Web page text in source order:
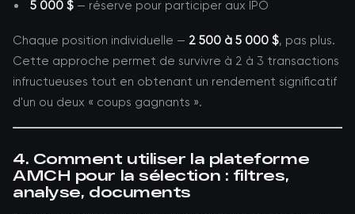
5 000 $ — réserve pour participer aux IPO
Chaque position individuelle — 2 500 à 5 000 $, pas plus.
Cette approche permet de survivre à 2 à 3 transactions
infructueuses tout en obtenant un rendement significatif
d'un ou deux « coups gagnants ».
4. Comment utiliser la plateforme
AMCH pour la sélection : filtres,
analyse, documents